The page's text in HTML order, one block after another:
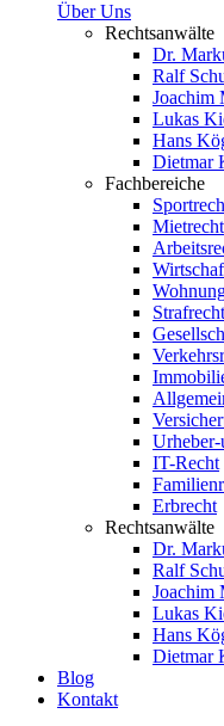
Über Uns
Rechtsanwälte
Dr.
Ralf
Joachim
Lukas
Hans
Dietmar
Fachbereiche
Mietrecht
Strafrecht
IT-Recht
Erbrecht
Rechtsanwälte
Dr.
Ralf
Joachim
Lukas
Hans
Dietmar
Blog
Kontakt